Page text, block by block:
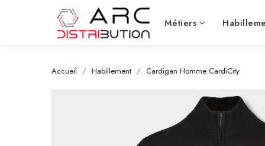
Métiers
Accueil Habillement Cardigan Homme CardiCity